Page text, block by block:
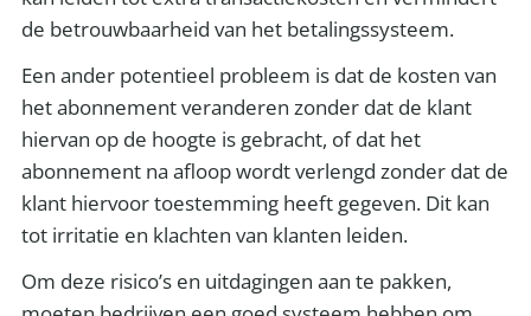
de betrouwbaarheid van het betalingssysteem.
Een ander potentieel probleem is dat de kosten van
het abonnement veranderen zonder dat de klant
hiervan op de hoogte is gebracht, of dat het
abonnement na afloop wordt verlengd zonder dat de
klant hiervoor toestemming heeft gegeven. Dit kan
tot irritatie en klachten van klanten leiden.
Om deze risico’s en uitdagingen aan te pakken,